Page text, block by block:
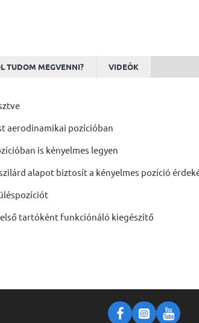
TUDOM MEGVENNI? VIDEÓK
aerodinamikai pozícióban
is kényelmes legyen
alapot biztosít a kényelmes pozíció
tartóként funkciónáló kiegészítő